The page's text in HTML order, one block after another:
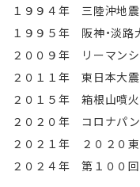
１９９４年 三陸沖地震
１９９５年 阪神・淡路
２００９年 リーマン
２０１１年 東日本大
２０１５年 箱根山噴火
２０２０年 コロナパ
２０２１年 ２０２０
２０２４年 第１００